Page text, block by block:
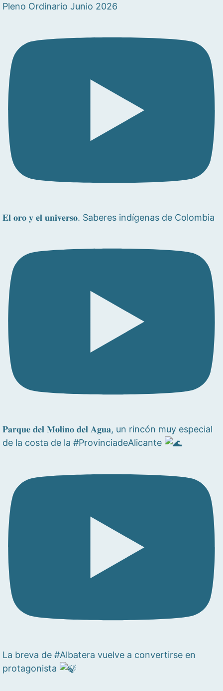
Pleno Ordinario Junio 2026
𝐄𝐥 𝐨𝐫𝐨 𝐲 𝐞𝐥 𝐮𝐧𝐢𝐯𝐞𝐫𝐬𝐨. Saberes indígenas de Colombia
𝐏𝐚𝐫𝐪𝐮𝐞 𝐝𝐞𝐥 𝐌𝐨𝐥𝐢𝐧𝐨 𝐝𝐞𝐥 𝐀𝐠𝐮𝐚, un rincón muy especial
de la costa de la #ProvinciadeAlicante
La breva de #Albatera vuelve a convertirse en
protagonista